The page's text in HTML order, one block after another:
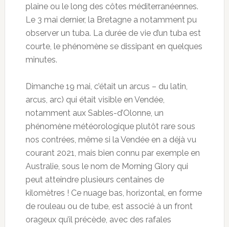
plaine ou le long des côtes méditerranéennes.
Le 3 mai dernier, la Bretagne a notamment pu
observer un tuba. La durée de vie d’un tuba est
courte, le phénomène se dissipant en quelques
minutes.
Dimanche 19 mai, c’était un arcus – du latin,
arcus, arc) qui était visible en Vendée,
notamment aux Sables-d’Olonne, un
phénomène météorologique plutôt rare sous
nos contrées, même si la Vendée en a déjà vu
courant 2021, mais bien connu par exemple en
Australie, sous le nom de Morning Glory qui
peut atteindre plusieurs centaines de
kilomètres ! Ce nuage bas, horizontal, en forme
de rouleau ou de tube, est associé à un front
orageux qu’il précède, avec des rafales